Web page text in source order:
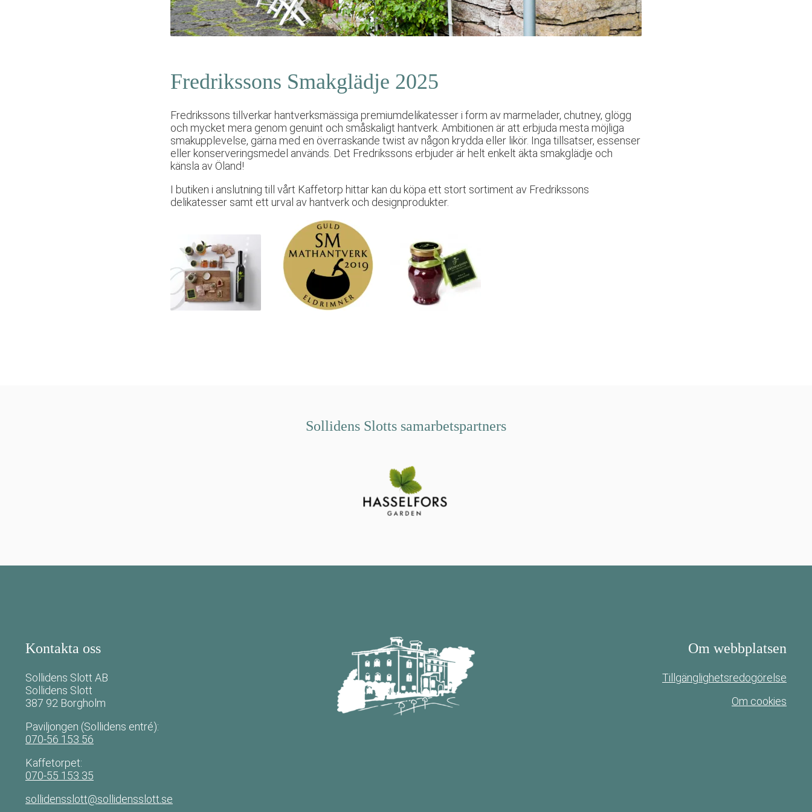
Fredrikssons Smakglädje 2025
Fredrikssons tillverkar hantverksmässiga premiumdelikatesser i form av marmelader, chutney, glögg
och mycket mera genom genuint och småskaligt hantverk. Ambitionen är att erbjuda mesta möjliga
smakupplevelse, gärna med en överraskande twist av någon krydda eller likör. Inga tillsatser, essenser
eller konserveringsmedel används. Det Fredrikssons erbjuder är helt enkelt äkta smakglädje och
känsla av Öland!
I butiken i anslutning till vårt Kaffetorp hittar kan du köpa ett stort sortiment av Fredrikssons
delikatesser samt ett urval av hantverk och designprodukter.
Sollidens Slotts samarbetspartners
Kontakta oss
Sollidens Slott AB
Sollidens Slott
387 92 Borgholm
Paviljongen (Sollidens entré):
070-56 153 56
Kaffetorpet:
070-55 153 35
sollidensslott@sollidensslott.se
Om webbplatsen
Tillgänglighetsredogörelse
Om cookies